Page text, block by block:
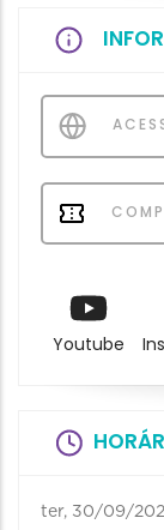
Youtube
ter, 30/09/